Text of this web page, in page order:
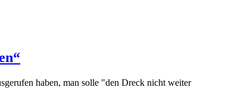
haben, man solle "den Dreck nicht weiter